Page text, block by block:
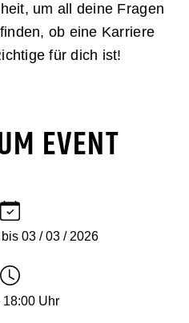
um all deine Fragen
ob eine Karriere
für dich ist!
EVENT
03 / 03 / 2026
18:00 Uhr